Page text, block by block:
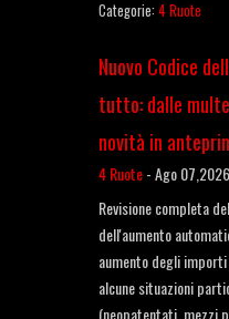
Categorie: 4 Ruote
Nuovo Codice
tutto: dalle
novità in
4 Ruote-Ago 07,2026
Revisione completa
dell'aumento
aumento degli
alcune situazioni
(neopatentati, mezzi